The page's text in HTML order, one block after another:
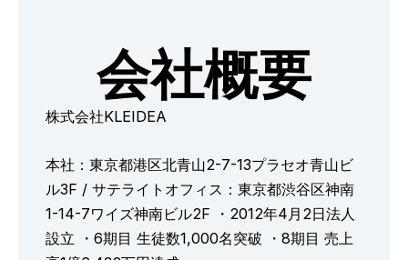
会社概要
株式会社KLEIDEA
本社：東京都港区北青山2-7-13プラセオ青山ビ
ル3F / サテライトオフィス：東京都渋谷区神南
1-14-7ワイズ神南ビル2F ・2012年4月2日法人
設立 ・6期目 生徒数1,000名突破 ・8期目 売上